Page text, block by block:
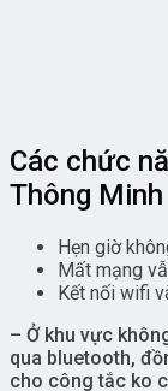
Các chức
Thông Minh
Hẹn giờ
Mất mạng
Kết nối wifi
– Ở khu vực
qua bluetooth,
cho công tắc ko